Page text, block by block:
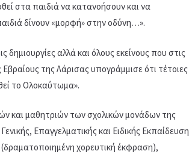
στα παιδιά να κατανοήσουν και να
δίνουν «μορφή» στην οδύνη…».
αλλά και όλους εκείνους που στις
της Λάρισας υπογράμμισε ότι τέτοιες
το Ολοκαύτωμα».
και μαθητριών των σχολικών μονάδων της
Επαγγελματικής και Ειδικής
χορευτική έκφραση),